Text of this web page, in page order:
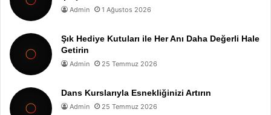
Admin 1 Ağustos 2026
Şık Hediye Kutuları ile Her Anı Daha Değerli Hale
Getirin
Admin 25 Temmuz 2026
Dans Kurslarıyla Esnekliğinizi Artırın
Admin 25 Temmuz 2026